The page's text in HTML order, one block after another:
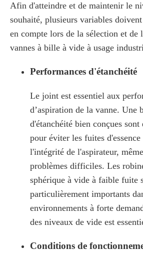
Afin d'atteindre et de maintenir le
souhaité, plusieurs variables
en compte lors de la sélection et de
vannes à bille à vide à usage
Performances d'étanchéité
Le joint est essentiel aux
d’aspiration de la vanne. Une
d'étanchéité bien conçues
pour éviter les fuites
l'intégrité de l'aspirateur,
problèmes difficiles. Les
sphérique à vide à faible fuite
particulièrement importants
environnements à forte
des niveaux de vide est
Conditions de